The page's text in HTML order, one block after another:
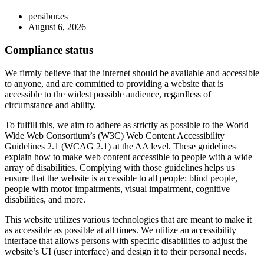
persibur.es
August 6, 2026
Compliance status
We firmly believe that the internet should be available and accessible
to anyone, and are committed to providing a website that is
accessible to the widest possible audience, regardless of
circumstance and ability.
To fulfill this, we aim to adhere as strictly as possible to the World
Wide Web Consortium’s (W3C) Web Content Accessibility
Guidelines 2.1 (WCAG 2.1) at the AA level. These guidelines
explain how to make web content accessible to people with a wide
array of disabilities. Complying with those guidelines helps us
ensure that the website is accessible to all people: blind people,
people with motor impairments, visual impairment, cognitive
disabilities, and more.
This website utilizes various technologies that are meant to make it
as accessible as possible at all times. We utilize an accessibility
interface that allows persons with specific disabilities to adjust the
website’s UI (user interface) and design it to their personal needs.